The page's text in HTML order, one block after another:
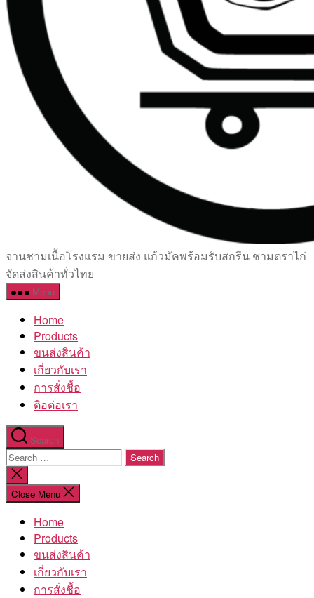
เซรามิค
ครบ
ครัน
โรงงาน
จานชามเนื้อโรงแรม ขายส่ง แก้วมัคพร้อมรับสกรีน ชามตราไก่
จัดส่งสินค้าทั่วไทย
Menu
Home
Products
ขนส่งสินค้า
เกี่ยวกับเรา
การสั่งชื้อ
ติอต่อเรา
Search
Search
for:
Close
search
Close Menu
Home
Products
ขนส่งสินค้า
เกี่ยวกับเรา
การสั่งชื้อ